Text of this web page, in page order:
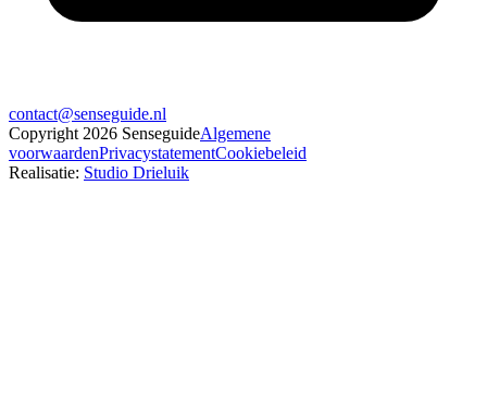
contact@senseguide.nl
Copyright 2026 SenseguideAlgemene
voorwaardenPrivacystatementCookiebeleid
Realisatie: Studio Drieluik